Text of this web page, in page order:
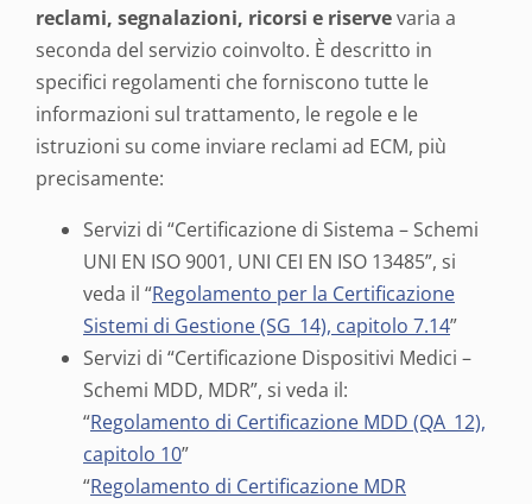
reclami, segnalazioni, ricorsi e riservevaria a
seconda del servizio coinvolto. È descritto in
specifici regolamenti che forniscono tutte le
informazioni sul trattamento, le regole e le
istruzioni su come inviare reclami ad ECM, più
precisamente:
Servizi di “Certificazione di Sistema – Schemi
UNI EN ISO 9001, UNI CEI EN ISO 13485”, si
veda il “Regolamento per la Certificazione
Sistemi di Gestione (SG_14), capitolo 7.14”
Servizi di “Certificazione Dispositivi Medici –
Schemi MDD, MDR”, si veda il:
“Regolamento di Certificazione MDD (QA_12),
capitolo 10”
“Regolamento di Certificazione MDR